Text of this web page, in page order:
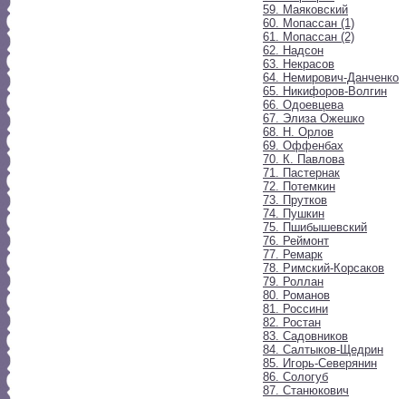
59. Маяковский
60. Мопассан (1)
61. Мопассан (2)
62. Надсон
63. Некрасов
64. Немирович-Данченко
65. Никифоров-Волгин
66. Одоевцева
67. Элиза Ожешко
68. Н. Орлов
69. Оффенбах
70. К. Павлова
71. Пастернак
72. Потемкин
73. Прутков
74. Пушкин
75. Пшибышевский
76. Реймонт
77. Ремарк
78. Римский-Корсаков
79. Роллан
80. Романов
81. Россини
82. Ростан
83. Садовников
84. Салтыков-Щедрин
85. Игорь-Северянин
86. Сологуб
87. Станюкович